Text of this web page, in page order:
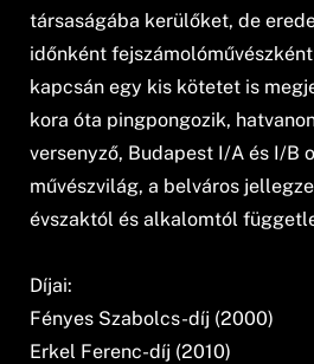
társaságába kerülőket, de
időnként
kapcsán egy kis kötetet is
kora óta pingpongozik,
versenyző, Budapest I/A és I/B
művészvilág, a belváros
évszaktól és alkalomtól
Díjai:
Fényes Szabolcs-díj (2000)
Erkel Ferenc-díj (2010)